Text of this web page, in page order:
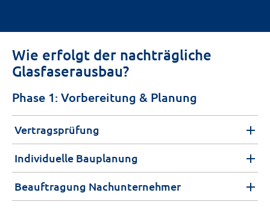
Wie erfolgt der nachträgliche
Glasfaserausbau?
Phase 1: Vorbereitung & Planung
Vertragsprüfung
Individuelle Bauplanung
Beauftragung Nachunternehmer